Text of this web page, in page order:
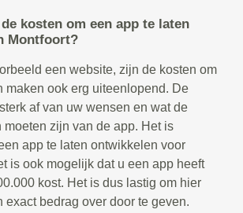
kosten om een app te laten
Montfoort?
een website, zijn de kosten om
maken ook erg uiteenlopend. De
af van uw wensen en wat de
moeten zijn van de app. Het is
app te laten ontwikkelen voor
is ook mogelijk dat u een app heeft
kost. Het is dus lastig om hier
exact bedrag over door te geven.